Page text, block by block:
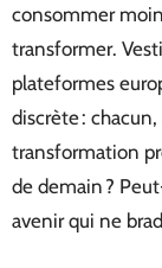
consommer
transformer.
plateformes
discrète :
transformation
de demain ?
avenir qui ne